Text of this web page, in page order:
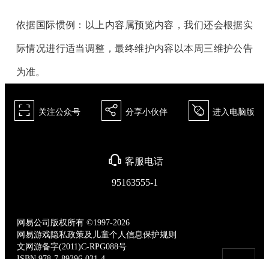
依据国际惯例：以上内容属预览内容，我们还会根据实
际情况进行适当调整，最终维护内容以本周三维护公告
为准。
򰀁 关注公众号 򰀂 分享小伙伴 򰀄 进入电脑版
򰀃 客服电话
95163555-1
网易公司版权所有 ©1997-2026
网易游戏隐私政策及儿童个人信息保护规则
文网游备字(2011)C-RPG088号